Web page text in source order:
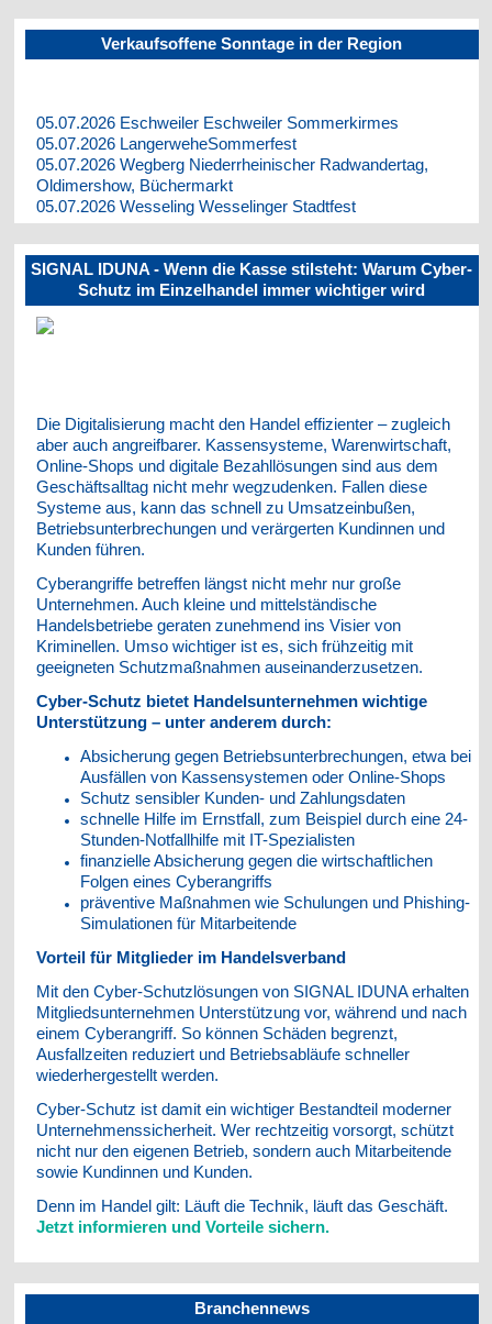
Verkaufsoffene Sonntage in der Region
05.07.2026 Eschweiler Eschweiler Sommerkirmes
05.07.2026 LangerweheSommerfest
05.07.2026 Wegberg Niederrheinischer Radwandertag,
Oldimershow, Büchermarkt
05.07.2026 Wesseling Wesselinger Stadtfest
SIGNAL IDUNA - Wenn die Kasse stilsteht: Warum Cyber-
Schutz im Einzelhandel immer wichtiger wird
Die Digitalisierung macht den Handel effizienter – zugleich
aber auch angreifbarer. Kassensysteme, Warenwirtschaft,
Online-Shops und digitale Bezahllösungen sind aus dem
Geschäftsalltag nicht mehr wegzudenken. Fallen diese
Systeme aus, kann das schnell zu Umsatzeinbußen,
Betriebsunterbrechungen und verärgerten Kundinnen und
Kunden führen.
Cyberangriffe betreffen längst nicht mehr nur große
Unternehmen. Auch kleine und mittelständische
Handelsbetriebe geraten zunehmend ins Visier von
Kriminellen. Umso wichtiger ist es, sich frühzeitig mit
geeigneten Schutzmaßnahmen auseinanderzusetzen.
Cyber-Schutz bietet Handelsunternehmen wichtige
Unterstützung – unter anderem durch:
Absicherung gegen Betriebsunterbrechungen, etwa bei
Ausfällen von Kassensystemen oder Online-Shops
Schutz sensibler Kunden- und Zahlungsdaten
schnelle Hilfe im Ernstfall, zum Beispiel durch eine 24-
Stunden-Notfallhilfe mit IT-Spezialisten
finanzielle Absicherung gegen die wirtschaftlichen
Folgen eines Cyberangriffs
präventive Maßnahmen wie Schulungen und Phishing-
Simulationen für Mitarbeitende
Vorteil für Mitglieder im Handelsverband
Mit den Cyber-Schutzlösungen von SIGNAL IDUNA erhalten
Mitgliedsunternehmen Unterstützung vor, während und nach
einem Cyberangriff. So können Schäden begrenzt,
Ausfallzeiten reduziert und Betriebsabläufe schneller
wiederhergestellt werden.
Cyber-Schutz ist damit ein wichtiger Bestandteil moderner
Unternehmenssicherheit. Wer rechtzeitig vorsorgt, schützt
nicht nur den eigenen Betrieb, sondern auch Mitarbeitende
sowie Kundinnen und Kunden.
Denn im Handel gilt: Läuft die Technik, läuft das Geschäft.
Jetzt informieren und Vorteile sichern.
Branchennews